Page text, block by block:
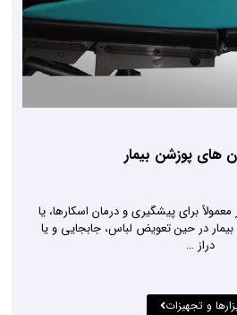
های پوزشن بیمار
برای پیشگیری و درمان اسکارها، یا
در حین تعویض لباس، جابجایی و یا
دراز …
و تجهیزات